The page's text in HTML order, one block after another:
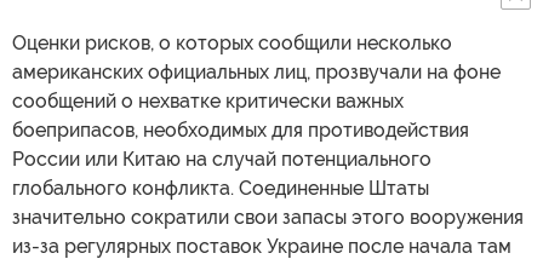
Оценки рисков, о которых сообщили несколько
американских официальных лиц, прозвучали на фоне
сообщений о нехватке критически важных
боеприпасов, необходимых для противодействия
России или Китаю на случай потенциального
глобального конфликта. Соединенные Штаты
значительно сократили свои запасы этого вооружения
из-за регулярных поставок Украине после начала там